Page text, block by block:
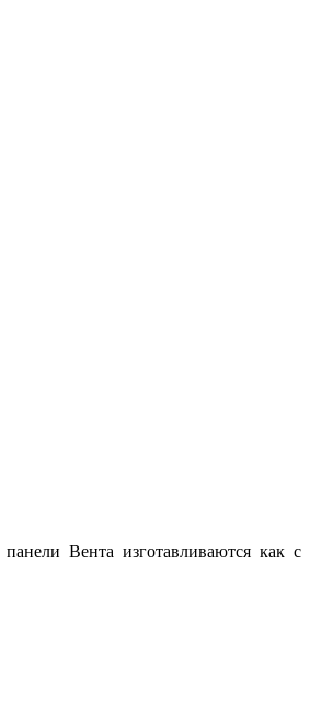
Вента изготавливаются как с